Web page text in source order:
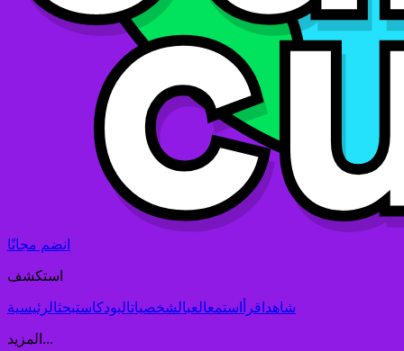
انضم مجانًا
استكشف
شاهد اقرأ استمعالعبالشخصياتالبودكاستبحثالرئيسية
المزيد...